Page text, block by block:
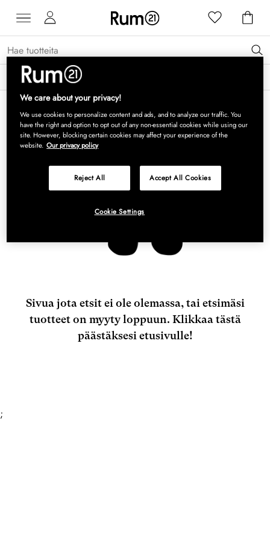
Saat 15 % alennusta Grythyttan Stålmöbler -tuotteista* →
Sivua jota etsit ei ole olemassa, tai etsimäsi
tuotteet on myyty loppuun. Klikkaa tästä
päästäksesi etusivulle!
;
We care about your privacy!
We use cookies to personalize content and ads, and to analyze our traffic. You
have the right and option to opt out of any non-essential cookies while using our
site. However, blocking certain cookies may affect your experience of the
website. Our privacy policy
Reject All Accept All Cookies
Cookie Settings